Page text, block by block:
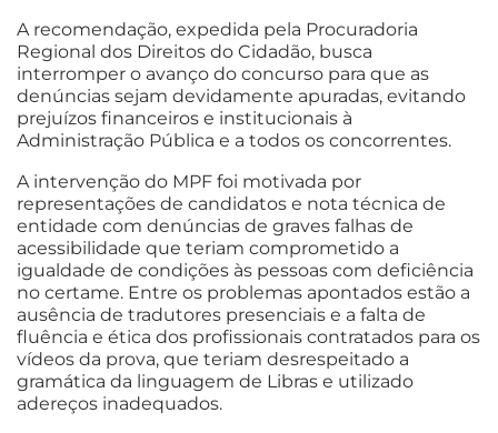
A recomendação, expedida pela Procuradoria
Regional dos Direitos do Cidadão, busca
interromper o avanço do concurso para que as
denúncias sejam devidamente apuradas, evitando
prejuízos financeiros e institucionais à
Administração Pública e a todos os concorrentes.
A intervenção do MPF foi motivada por
representações de candidatos e nota técnica de
entidade com denúncias de graves falhas de
acessibilidade que teriam comprometido a
igualdade de condições às pessoas com deficiência
no certame. Entre os problemas apontados estão a
ausência de tradutores presenciais e a falta de
fluência e ética dos profissionais contratados para os
vídeos da prova, que teriam desrespeitado a
gramática da linguagem de Libras e utilizado
adereços inadequados.